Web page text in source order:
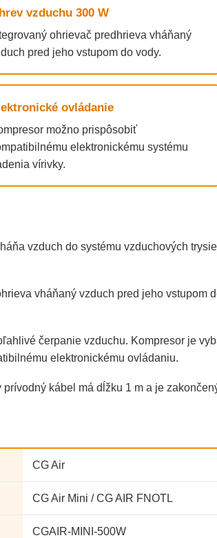
vzduchu 300 W
ohrievač predhrieva vháňaný
pred jeho vstupom do vody.
ovládanie
možno prispôsobiť
elektronickému systému
vírivky.
vzduch do systému vzduchových
vháňaný vzduch pred jeho vstupom
čerpanie vzduchu. Kompresor je
elektronickému ovládaniu.
kábel má dĺžku 1 m a je
CG Air
CG Air Mini / CG AIR FNOTL
CGAIR-MINI-500W